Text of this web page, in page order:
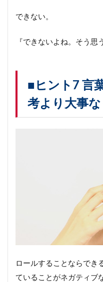
できない。
『できないよね。そう思
■ヒント7 言
考より大事
ロールすることならでき
ていることがネガティブ